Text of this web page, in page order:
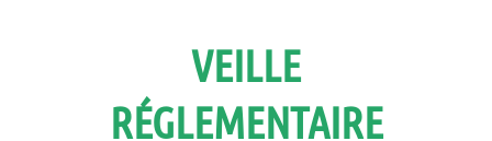
VEILLE
RÉGLEMENTAIRE